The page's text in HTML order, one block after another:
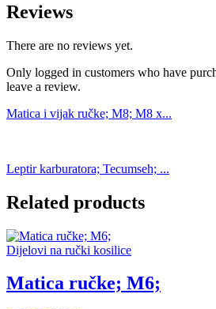
Reviews
There are no reviews yet.
Only logged in customers who have
leave a review.
Matica i vijak ručke; M8; M8 x...
Leptir karburatora; Tecumseh; ...
Related products
Dijelovi na ručki kosilice
Matica ručke; M6;